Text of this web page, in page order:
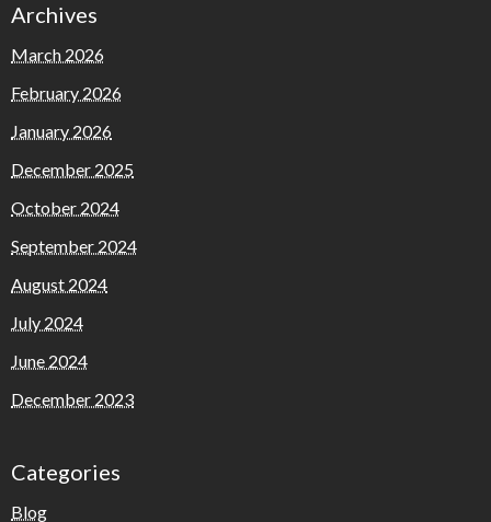
Archives
March 2026
February 2026
January 2026
December 2025
October 2024
September 2024
August 2024
July 2024
June 2024
December 2023
Categories
Blog